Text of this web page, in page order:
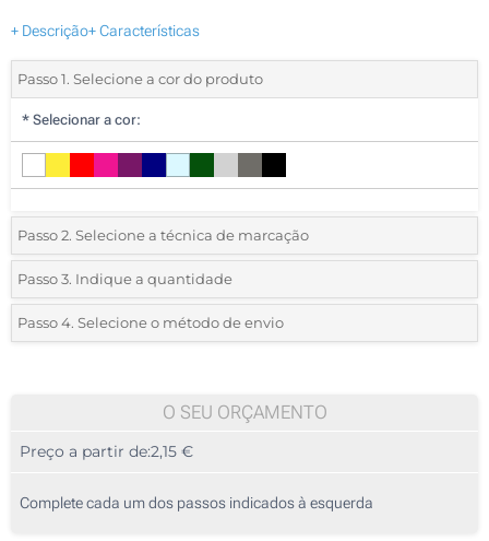
+ Descrição+ Características
Passo 1. Selecione a cor do produto
* Selecionar a cor:
Passo 2. Selecione a técnica de marcação
*Selecione o tipo de marcação e as cores do logotipo:
1 Cor (Na frente)
Gravação a quente a cores (Na frente)
Passo 3. Indique a quantidade
*Quantidade mínima:10
20
50
Passo 4. Selecione o método de envio
O SEU ORÇAMENTO
Preço a partir de:2,15 €
Complete cada um dos passos indicados à esquerda